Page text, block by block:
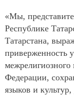
«Мы,
Республике
Татарстана,
приверженность
межрелигиозного
Федерации,
языков и